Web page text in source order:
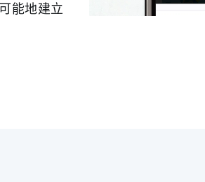
能地建立